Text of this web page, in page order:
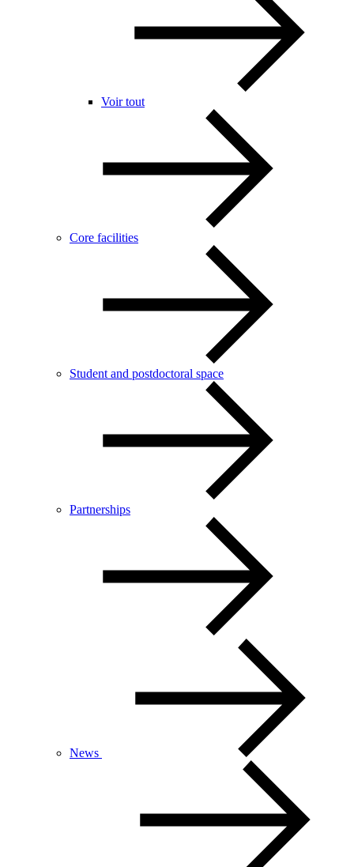
Voir tout
Core facilities
Student and postdoctoral space
Partnerships
News